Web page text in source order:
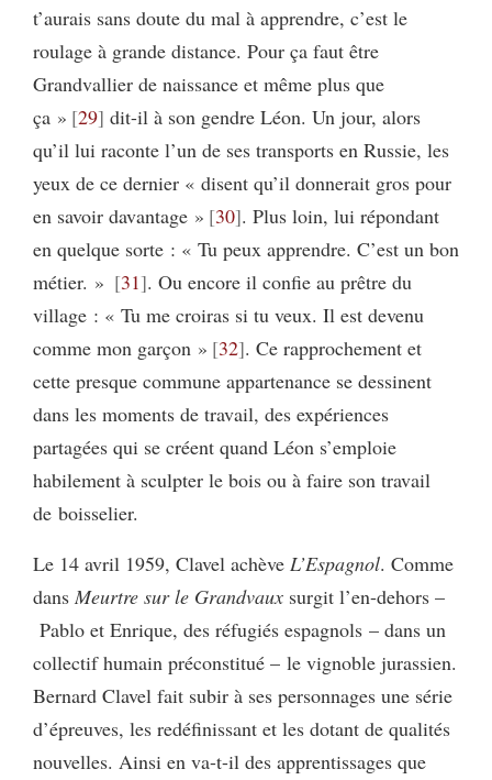
t’aurais sans doute du mal à apprendre, c’est le
roulage à grande distance. Pour ça faut être
Grandvallier de naissance et même plus que
ça » 29 dit-il à son gendre Léon. Un jour, alors
qu’il lui raconte l’un de ses transports en Russie, les
yeux de ce dernier « disent qu’il donnerait gros pour
en savoir davantage » 30 . Plus loin, lui répondant
en quelque sorte : « Tu peux apprendre. C’est un bon
métier. »
31 . Ou encore il confie au prêtre du
village : « Tu me croiras si tu veux. Il est devenu
comme mon garçon » 32 . Ce rapprochement et
cette presque commune appartenance se dessinent
dans les moments de travail, des expériences
partagées qui se créent quand Léon s’emploie
habilement à sculpter le bois ou à faire son travail
de boisselier.
Le 14 avril 1959, Clavel achève L’Espagnol. Comme
dans Meurtre sur le Grandvaux surgit l’en-dehors –
Pablo et Enrique, des réfugiés espagnols – dans un
collectif humain préconstitué – le vignoble jurassien.
Bernard Clavel fait subir à ses personnages une série
d’épreuves, les redéfinissant et les dotant de qualités
nouvelles. Ainsi en va-t-il des apprentissages que